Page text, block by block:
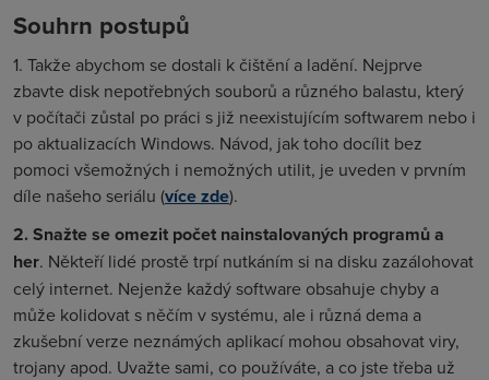
Souhrn postupů
1. Takže abychom se dostali k čištění a ladění. Nejprve
zbavte disk nepotřebných souborů a různého balastu, který
v počítači zůstal po práci s již neexistujícím softwarem nebo i
po aktualizacích Windows. Návod, jak toho docílit bez
pomoci všemožných i nemožných utilit, je uveden v prvním
díle našeho seriálu (více zde).
2. Snažte se omezit počet nainstalovaných programů a
her. Někteří lidé prostě trpí nutkáním si na disku zazálohovat
celý internet. Nejenže každý software obsahuje chyby a
může kolidovat s něčím v systému, ale i různá dema a
zkušební verze neznámých aplikací mohou obsahovat viry,
trojany apod. Uvažte sami, co používáte, a co jste třeba už